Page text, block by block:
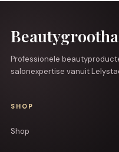
Professionele
salonexpertise vanuit
SHOP
Shop